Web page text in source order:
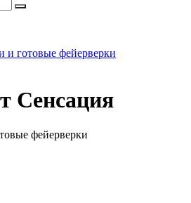
и готовые фейерверки
Сенсация
фейерверки